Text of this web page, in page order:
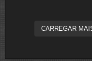
CARREGAR